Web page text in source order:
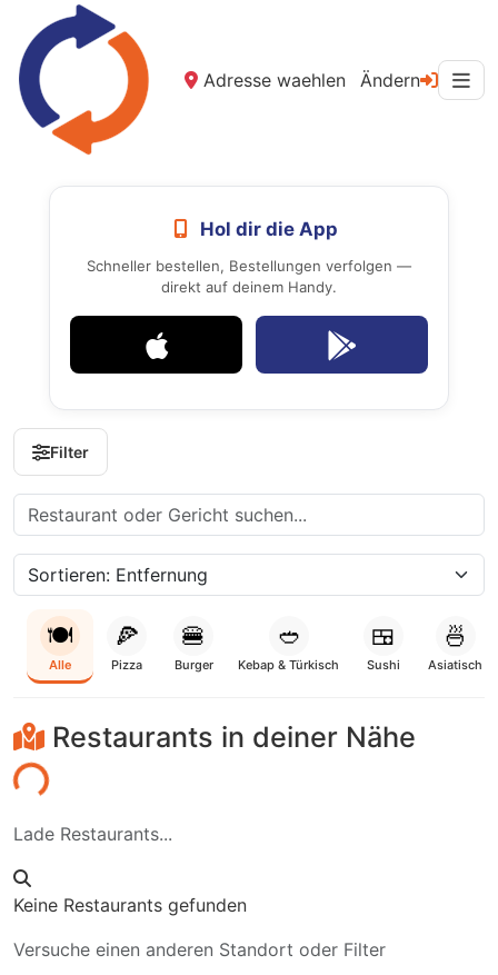
Adresse waehlen Ändern
Hol dir die App
Schneller bestellen, Bestellungen verfolgen —
direkt auf deinem Handy.
Filter
🍽️
Alle
🍕
Pizza
🍔
Burger
🥙
Kebap & Türkisch
🍱
Sushi
🍜
Asiatisch
Restaurants in deiner Nähe
Lade Restaurants...
Keine Restaurants gefunden
Versuche einen anderen Standort oder Filter